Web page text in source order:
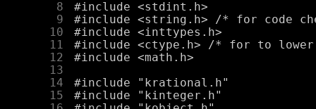
      8
      9
     10
     11
     12
     13
     14
     15